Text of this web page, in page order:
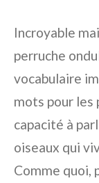
Incroyable
perruche
vocabulaire
mots pour les
capacité à
oiseaux qui
Comme quoi,